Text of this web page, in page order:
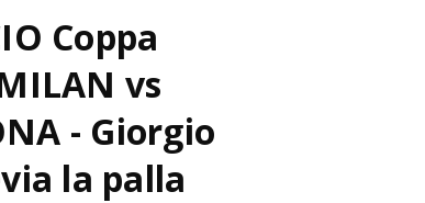
Coppa
vs
- Giorgio
la palla